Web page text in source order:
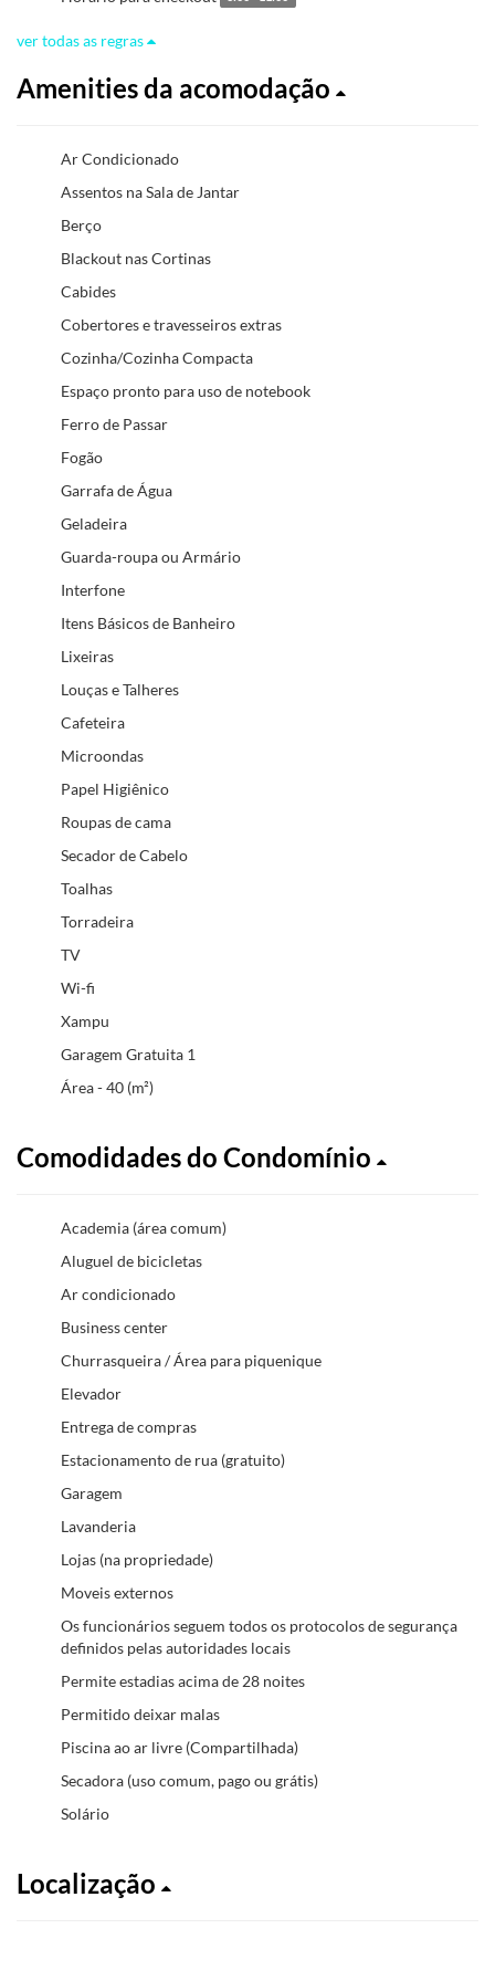
ver todas as regras
Amenities da acomodação
Ar Condicionado
Assentos na Sala de Jantar
Berço
Blackout nas Cortinas
Cabides
Cobertores e travesseiros extras
Cozinha/Cozinha Compacta
Espaço pronto para uso de notebook
Ferro de Passar
Fogão
Garrafa de Água
Geladeira
Guarda-roupa ou Armário
Interfone
Itens Básicos de Banheiro
Lixeiras
Louças e Talheres
Cafeteira
Microondas
Papel Higiênico
Roupas de cama
Secador de Cabelo
Toalhas
Torradeira
TV
Wi-fi
Xampu
Garagem Gratuita 1
Área - 40 (m²)
Comodidades do Condomínio
Academia (área comum)
Aluguel de bicicletas
Ar condicionado
Business center
Churrasqueira / Área para piquenique
Elevador
Entrega de compras
Estacionamento de rua (gratuito)
Garagem
Lavanderia
Lojas (na propriedade)
Moveis externos
Os funcionários seguem todos os protocolos de segurança
definidos pelas autoridades locais
Permite estadias acima de 28 noites
Permitido deixar malas
Piscina ao ar livre (Compartilhada)
Secadora (uso comum, pago ou grátis)
Solário
Localização